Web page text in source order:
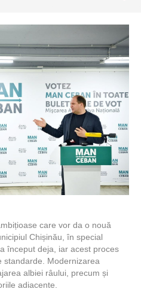
care vor da o nouă
Chișinău, în special
început deja, iar acest proces
standarde. Modernizarea
albiei râului, precum și
adiacente.